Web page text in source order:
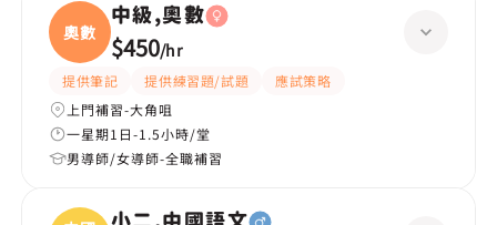
奧數
中級,奧數
$450/hr
提供筆記 提供練習題/試題
應試策略
上門補習-大角咀
一星期1日-1.5小時/堂
男導師/女導師-全職補習